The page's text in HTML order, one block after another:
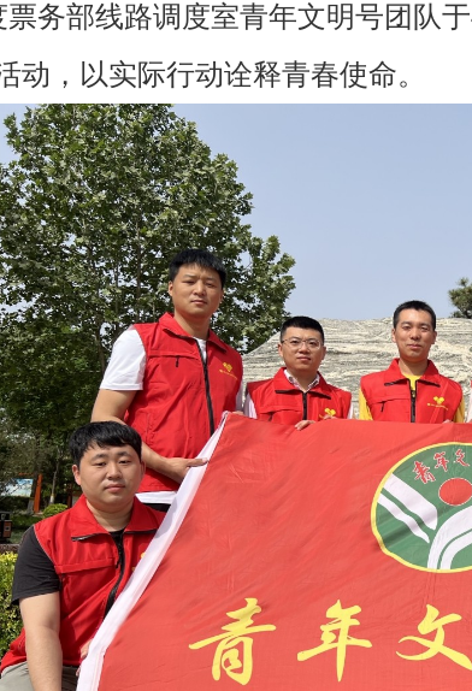
务部线路调度室青年文明号团队
动，以实际行动诠释青春使命。